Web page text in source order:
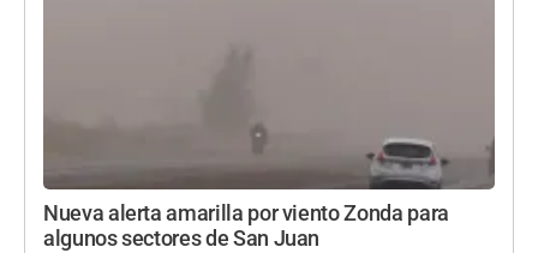
Nueva alerta amarilla por viento Zonda para
algunos sectores de San Juan